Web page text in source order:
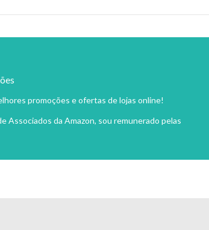
promoções e ofertas de lojas online!
Associados da Amazon, sou remunerado pelas